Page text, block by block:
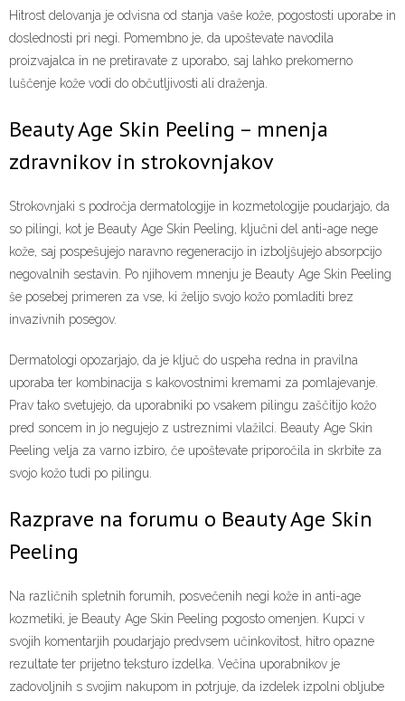
Hitrost delovanja je odvisna od stanja vaše kože, pogostosti uporabe in
doslednosti pri negi. Pomembno je, da upoštevate navodila
proizvajalca in ne pretiravate z uporabo, saj lahko prekomerno
luščenje kože vodi do občutljivosti ali draženja.
Beauty Age Skin Peeling – mnenja
zdravnikov in strokovnjakov
Strokovnjaki s področja dermatologije in kozmetologije poudarjajo, da
so pilingi, kot je Beauty Age Skin Peeling, ključni del anti-age nege
kože, saj pospešujejo naravno regeneracijo in izboljšujejo absorpcijo
negovalnih sestavin. Po njihovem mnenju je Beauty Age Skin Peeling
še posebej primeren za vse, ki želijo svojo kožo pomladiti brez
invazivnih posegov.
Dermatologi opozarjajo, da je ključ do uspeha redna in pravilna
uporaba ter kombinacija s kakovostnimi kremami za pomlajevanje.
Prav tako svetujejo, da uporabniki po vsakem pilingu zaščitijo kožo
pred soncem in jo negujejo z ustreznimi vlažilci. Beauty Age Skin
Peeling velja za varno izbiro, če upoštevate priporočila in skrbite za
svojo kožo tudi po pilingu.
Razprave na forumu o Beauty Age Skin
Peeling
Na različnih spletnih forumih, posvečenih negi kože in anti-age
kozmetiki, je Beauty Age Skin Peeling pogosto omenjen. Kupci v
svojih komentarjih poudarjajo predvsem učinkovitost, hitro opazne
rezultate ter prijetno teksturo izdelka. Večina uporabnikov je
zadovoljnih s svojim nakupom in potrjuje, da izdelek izpolni obljube